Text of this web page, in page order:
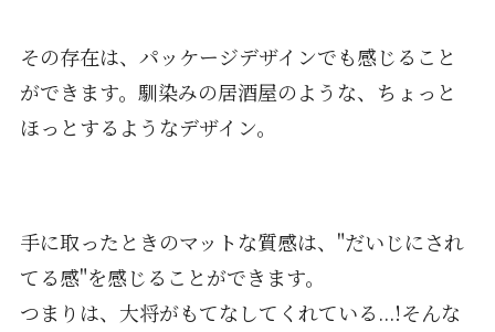
その存在は、パッケージデザインでも感じること
ができます。馴染みの居酒屋のような、ちょっと
ほっとするようなデザイン。
手に取ったときのマットな質感は、"だいじにされ
てる感"を感じることができます。
つまりは、大将がもてなしてくれている...!そんな